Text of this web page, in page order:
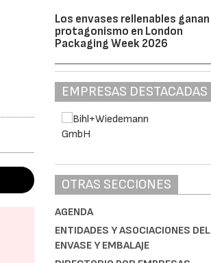
Los envases rellenables ganan
protagonismo en London
Packaging Week 2026
EMPRESAS DESTACADAS
OTRAS SECCIONES
AGENDA
ENTIDADES Y ASOCIACIONES DEL
ENVASE Y EMBALAJE